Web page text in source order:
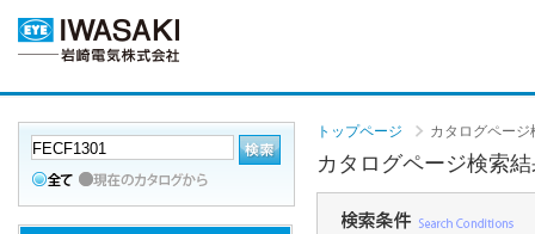
トップページ カタログページ
カタログページ検索